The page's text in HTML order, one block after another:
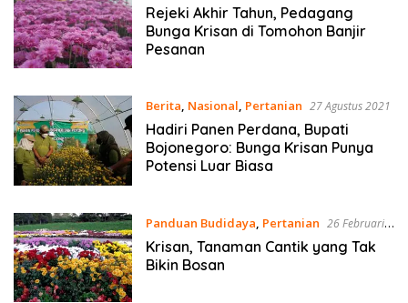
2021
Rejeki Akhir Tahun, Pedagang
Bunga Krisan di Tomohon Banjir
Pesanan
Berita, Nasional, Pertanian 27 Agustus 2021
Hadiri Panen Perdana, Bupati
Bojonegoro: Bunga Krisan Punya
Potensi Luar Biasa
Panduan Budidaya, Pertanian 26 Februari
2020
Krisan, Tanaman Cantik yang Tak
Bikin Bosan